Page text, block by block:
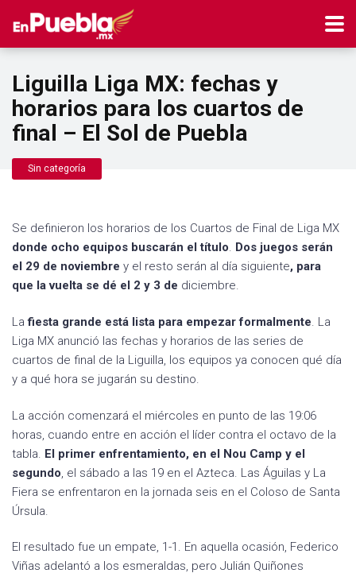
Liguilla Liga MX: fechas y
horarios para los cuartos de
final – El Sol de Puebla
Sin categoría
Se definieron los horarios de los Cuartos de Final de Liga MX
donde ocho equipos buscarán el título. Dos juegos serán
el 29 de noviembre y el resto serán al día siguiente, para
que la vuelta se dé el 2 y 3 de diciembre.
La fiesta grande está lista para empezar formalmente. La
Liga MX anunció las fechas y horarios de las series de
cuartos de final de la Liguilla, los equipos ya conocen qué día
y a qué hora se jugarán su destino.
La acción comenzará el miércoles en punto de las 19:06
horas, cuando entre en acción el líder contra el octavo de la
tabla. El primer enfrentamiento, en el Nou Camp y el
segundo , el sábado a las 19 en el Azteca. Las Águilas y La
Fiera se enfrentaron en la jornada seis en el Coloso de Santa
Úrsula.
El resultado fue un empate, 1-1. En aquella ocasión, Federico
Viñas adelantó a los esmeraldas, pero Julián Quiñones